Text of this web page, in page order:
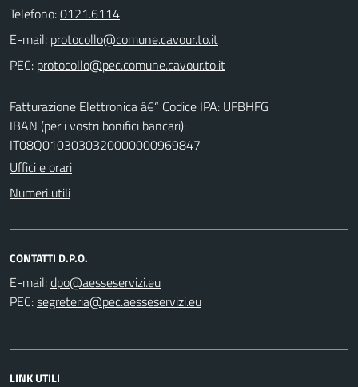
Telefono:0121.6114
E-mail:
PEC:
Fatturazione Elettronica â€“ Codice IPA: UFBHFG
IBAN (per i vostri bonifici bancari):
IT08Q0103030320000000969847
Uffici e orari
Numeri utili
CONTATTI D.P.O.
E-mail:
PEC:
LINK UTILI